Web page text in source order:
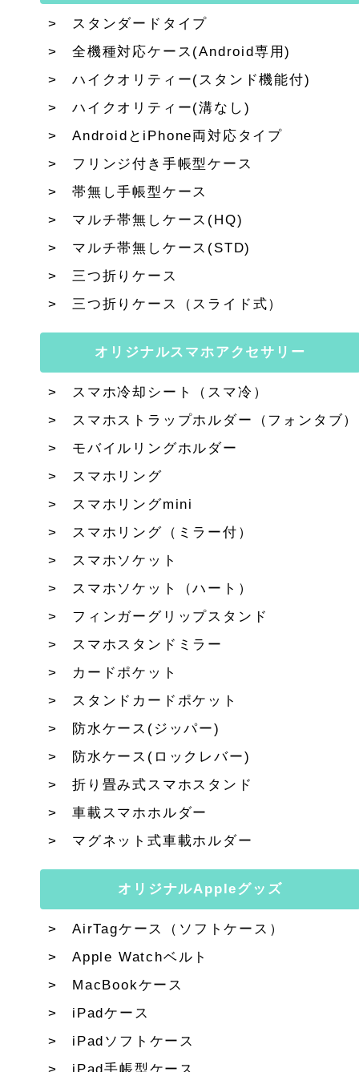
スタンダードタイプ
全機種対応ケース(Android専用)
ハイクオリティー(スタンド機能付)
ハイクオリティー(溝なし)
AndroidとiPhone両対応タイプ
フリンジ付き手帳型ケース
帯無し手帳型ケース
マルチ帯無しケース(HQ)
マルチ帯無しケース(STD)
三つ折りケース
三つ折りケース（スライド式）
オリジナルスマホアクセサリー
スマホ冷却シート（スマ冷）
スマホストラップホルダー（フォンタブ）
モバイルリングホルダー
スマホリング
スマホリングmini
スマホリング（ミラー付）
スマホソケット
スマホソケット（ハート）
フィンガーグリップスタンド
スマホスタンドミラー
カードポケット
スタンドカードポケット
防水ケース(ジッパー)
防水ケース(ロックレバー)
折り畳み式スマホスタンド
車載スマホホルダー
マグネット式車載ホルダー
オリジナルAppleグッズ
AirTagケース（ソフトケース）
Apple Watchベルト
MacBookケース
iPadケース
iPadソフトケース